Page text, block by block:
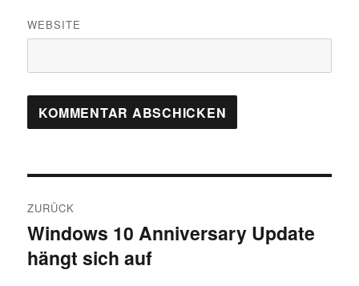
WEBSITE
ZURÜCK
Vorheriger
Beitrag:
Windows 10 Anniversary Update
hängt sich auf